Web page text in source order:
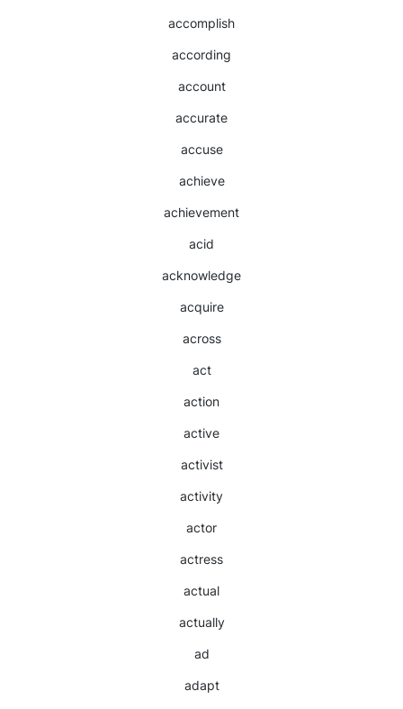
accomplish
according
account
accurate
accuse
achieve
achievement
acid
acknowledge
acquire
across
act
action
active
activist
activity
actor
actress
actual
actually
ad
adapt